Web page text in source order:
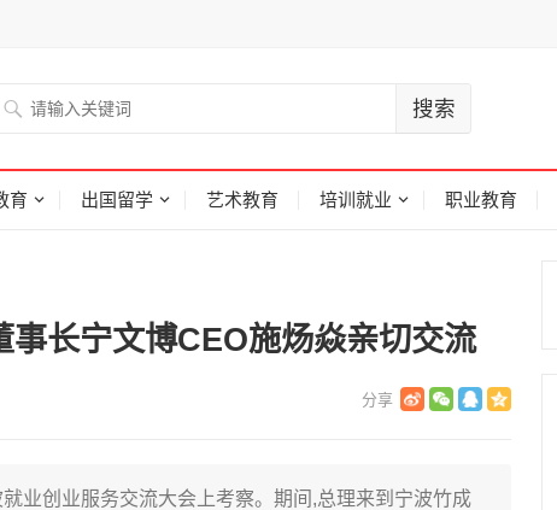
育 出国留学 艺术教育 培训就业 职业教育
长宁文博CEO施炀焱亲切交流
业创业服务交流大会上考察。期间,总理来到宁波竹成